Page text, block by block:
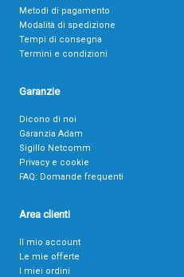
Metodi di pagamento
Modalità di spedizione
Tempi di consegna
Termini e condizioni
Garanzie
Dicono di noi
Garanzia Adam
Sigillo Netcomm
Privacy e cookie
FAQ: Domande frequenti
Area clienti
Il mio account
Le mie offerte
I miei ordini